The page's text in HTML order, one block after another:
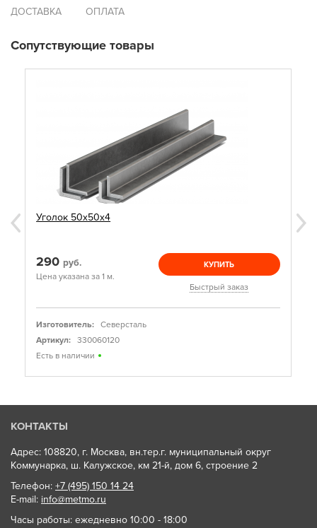
ДОСТАВКА ОПЛАТА
Сопутствующие товары
Уголок 50х50х4
290 руб.
Цена указана за 1 м.
КУПИТЬ
Быстрый заказ
Изготовитель:
Северсталь
Артикул:
330060120
Есть в наличии
КОНТАКТЫ
Адрес: 108820, г. Москва, вн.тер.г. муниципальный округ
Коммунарка, ш. Калужское, км 21-й, дом 6, строение 2
Телефон: +7 (495) 150 14 24
E-mail: info@metmo.ru
Часы работы: ежедневно 10:00 - 18:00